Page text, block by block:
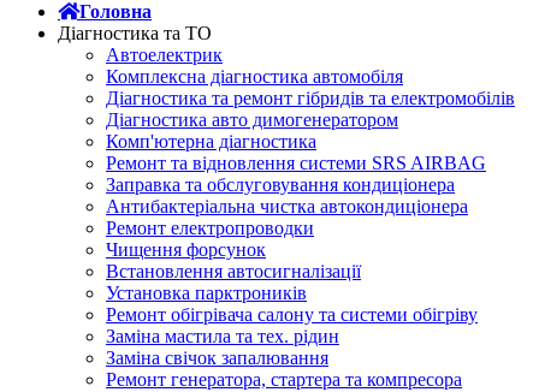
Головна
Діагностика та ТО
Автоелектрик
Комплексна діагностика автомобіля
Діагностика та ремонт гібридів та електромобілів
Діагностика авто димогенератором
Комп'ютерна діагностика
Ремонт та відновлення системи SRS AIRBAG
Заправка та обслуговування кондиціонера
Антибактеріальна чистка автокондиціонера
Ремонт електропроводки
Чищення форсунок
Встановлення автосигналізації
Установка парктроників
Ремонт обігрівача салону та системи обігріву
Заміна мастила та тех. рідин
Заміна свічок запалювання
Ремонт генератора, стартера та компресора